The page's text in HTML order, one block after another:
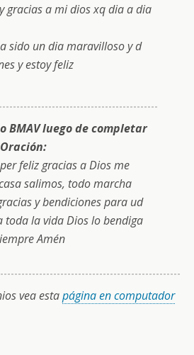
gracias a mi dios xq dia a dia
sido un dia maravilloso y d
y estoy feliz
BMAV luego de completar
feliz gracias a Dios me
salimos, todo marcha
y bendiciones para ud
toda la vida Dios lo bendiga
Amén
vea estapágina en computador